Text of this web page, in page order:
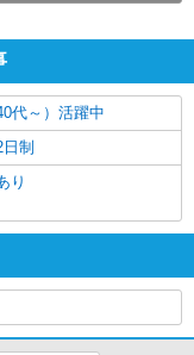
代～）活躍中
制
り